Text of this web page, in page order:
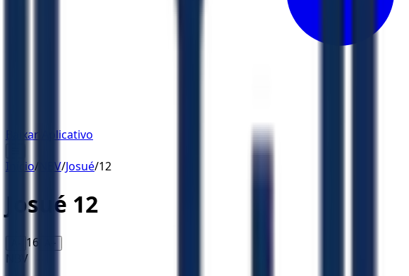
Baixar Aplicativo
Início/ NBV/Josué/12
Josué 12
16 A+
NBV